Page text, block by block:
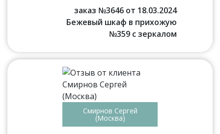
заказ №3646 от 18.03.2024
Бежевый шкаф в прихожую
№359 с зеркалом
Смирнов Сергей
(Москва)